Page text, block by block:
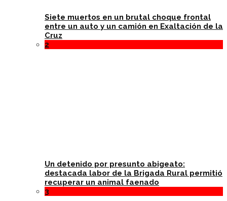
Siete muertos en un brutal choque frontal
entre un auto y un camión en Exaltación de la
Cruz
2
Un detenido por presunto abigeato:
destacada labor de la Brigada Rural permitió
recuperar un animal faenado
3